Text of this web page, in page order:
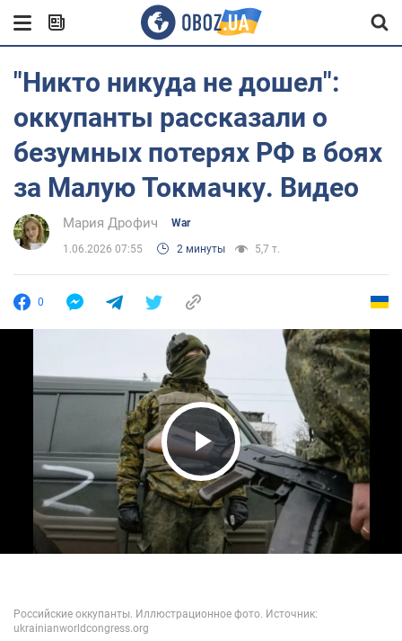
"Никто никуда не дошел":
оккупанты рассказали о
безумных потерях РФ в боях
за Малую Токмачку. Видео
Мария Дрофич War
1.06.2026 07:55 2 минуты 5,7 т.
0
Play Video